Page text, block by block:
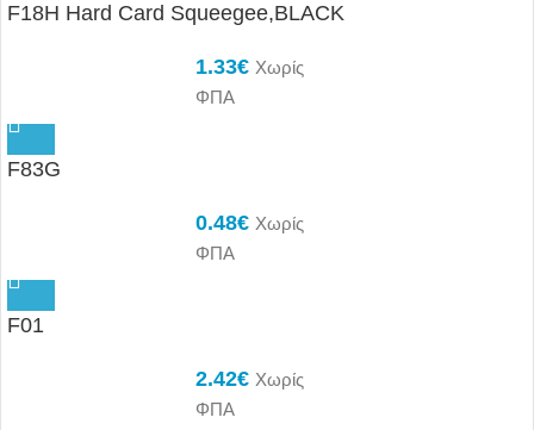
F18H Hard Card Squeegee,BLACK
1.33€ Χωρίς
ΦΠΑ
F83G
0.48€ Χωρίς
ΦΠΑ
F01
2.42€ Χωρίς
ΦΠΑ